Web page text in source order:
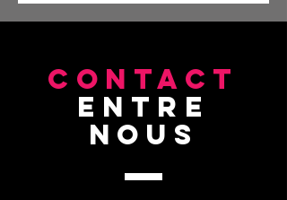
CONTACT
entre
nous